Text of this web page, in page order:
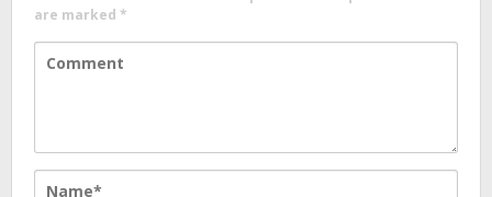
are marked *